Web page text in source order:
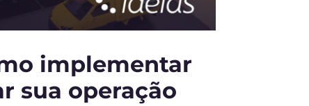
implementar
sua operação